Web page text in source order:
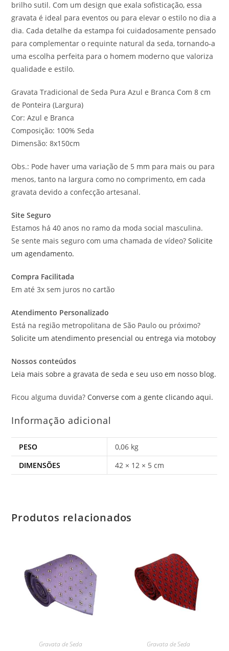
brilho sutil. Com um design que exala sofisticação, essa
gravata é ideal para eventos ou para elevar o estilo no dia a
dia. Cada detalhe da estampa foi cuidadosamente pensado
para complementar o requinte natural da seda, tornando-a
uma escolha perfeita para o homem moderno que valoriza
qualidade e estilo.
Gravata Tradicional de Seda Pura Azul e Branca Com 8 cm
de Ponteira (Largura)
Cor: Azul e Branca
Composição: 100% Seda
Dimensão: 8x150cm
Obs.: Pode haver uma variação de 5 mm para mais ou para
menos, tanto na largura como no comprimento, em cada
gravata devido a confecção artesanal.
Site Seguro
Estamos há 40 anos no ramo da moda social masculina.
Se sente mais seguro com uma chamada de vídeo?Solicite
um agendamento.
Compra Facilitada
Em até 3x sem juros no cartão
Atendimento Personalizado
Está na região metropolitana de São Paulo ou próximo?
Solicite um atendimento presencial ou entrega via motoboy
Nossos conteúdos
Leia mais sobre a gravata de seda e seu uso em nosso blog.
Ficou alguma duvida? Converse com a gente clicando aqui.
Informação adicional
PESO
0,06 kg
DIMENSÕES
42 × 12 × 5 cm
Produtos relacionados
Gravata de Seda Gravata de Seda